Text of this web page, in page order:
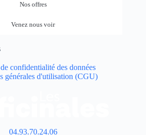
Nos offres
Venez nous voir
confidentialité des données
générales d'utilisation (CGU)
04.93.70.24.06